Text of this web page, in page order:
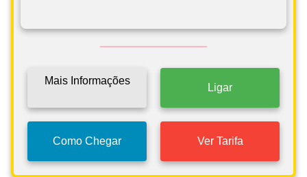
Mais Informações
Ligar
Como Chegar Ver Tarifa